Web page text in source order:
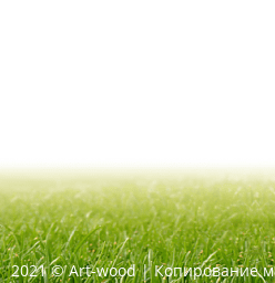
2021 ©Art-wood |Копирование